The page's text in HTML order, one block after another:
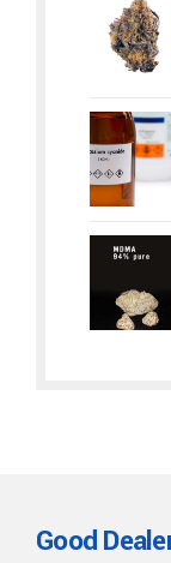
Good